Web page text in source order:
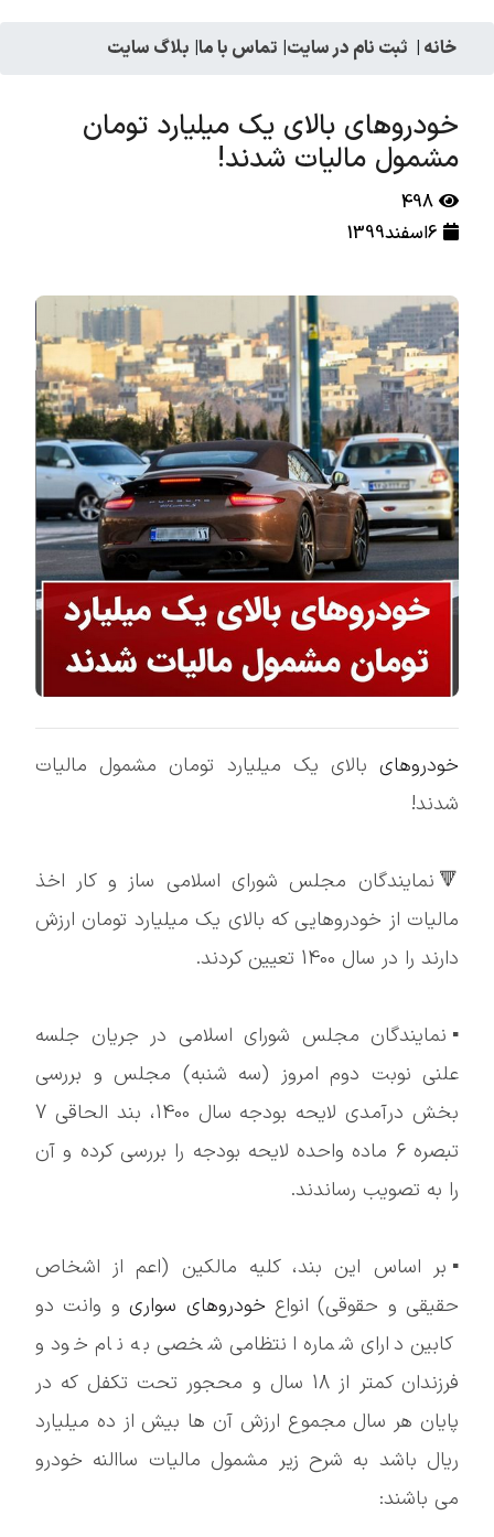
خانه | ثبت نام در سایت| تماس با ما| بلاگ سایت
خودروهای بالای یک میلیارد تومان
مشمول مالیات شدند!
498
6اسفند1399
خودروهای بالای یک میلیارد تومان مشمول مالیات
شدند!
🔻نمایندگان مجلس شورای اسلامی ساز و کار اخذ
مالیات از خودروهایی که بالای یک میلیارد تومان ارزش
دارند را در سال 1400 تعیین کردند.
▪️نمایندگان مجلس شورای اسلامی در جریان جلسه
علنی نوبت دوم امروز (سه شنبه) مجلس و بررسی
بخش درآمدی لایحه بودجه سال 1400، بند الحاقی 7
تبصره 6 ماده واحده لایحه بودجه را بررسی کرده و آن
را به تصویب رساندند.
▪️بر اساس این بند، کلیه مالکین (اعم از اشخاص
حقیقی و حقوقی) انواع خودروهای سواری و وانت دو
کابین دارای شماره انتظامی شخصی به نام خود و
فرزندان کمتر از 18 سال و محجور تحت تکفل که در
پایان هر سال مجموع ارزش آن ها بیش از ده میلیارد
ریال باشد به شرح زیر مشمول مالیات ساالنه خودرو
می باشند: